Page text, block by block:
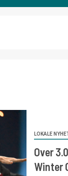
LOKALE
Over
Winter